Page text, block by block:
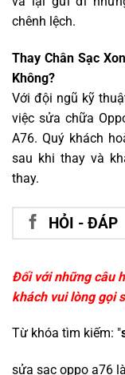
chênh lệch.
Thay Chân Sạc
Không?
Với đội ngũ kỹ
việc sửa chữa
A76. Quý khách
sau khi thay và
thay.
HỎI - ĐÁP
Đối với những câu
khách vui lòng gọi
Từ khóa tìm kiếm: "
sửa sạc oppo a76